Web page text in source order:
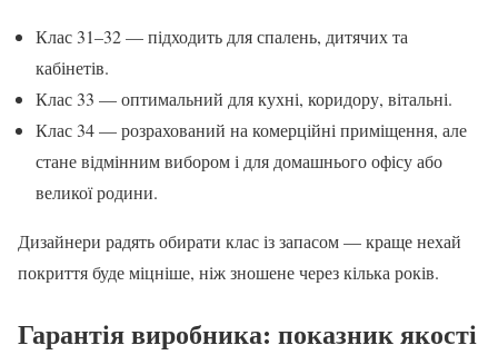
Клас 31–32 — підходить для спалень, дитячих та
кабінетів.
Клас 33 — оптимальний для кухні, коридору, вітальні.
Клас 34 — розрахований на комерційні приміщення, але
стане відмінним вибором і для домашнього офісу або
великої родини.
Дизайнери радять обирати клас із запасом — краще нехай
покриття буде міцніше, ніж зношене через кілька років.
Гарантія виробника: показник якості